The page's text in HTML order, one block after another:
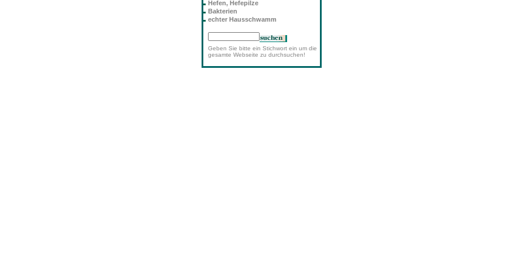
Hefen, Hefepilze
Bakterien
echter Hausschwamm
Geben Sie bitte ein Stichwort ein um die
gesamte Webseite zu durchsuchen!